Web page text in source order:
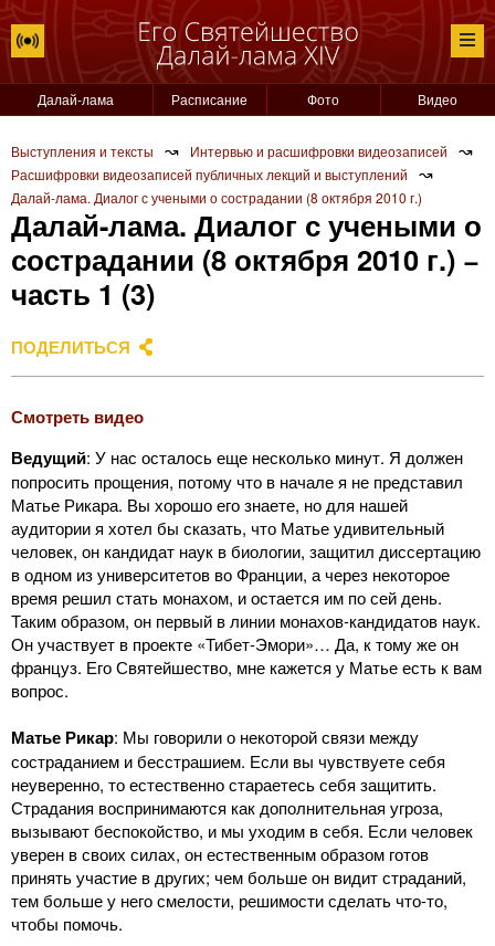
Далай-лама Расписание Фото Видео
Выступления и тексты ↝ Интервью и расшифровки видеозаписей ↝
Расшифровки видеозаписей публичных лекций и выступлений ↝
Далай-лама. Диалог с учеными о сострадании (8 октября 2010 г.)
Далай-лама. Диалог с учеными о
сострадании (8 октября 2010 г.) −
часть 1 (3)
ПОДЕЛИТЬСЯ
Смотреть видео
Ведущий: У нас осталось еще несколько минут. Я должен
попросить прощения, потому что в начале я не представил
Матье Рикара. Вы хорошо его знаете, но для нашей
аудитории я хотел бы сказать, что Матье удивительный
человек, он кандидат наук в биологии, защитил диссертацию
в одном из университетов во Франции, а через некоторое
время решил стать монахом, и остается им по сей день.
Таким образом, он первый в линии монахов-кандидатов наук.
Он участвует в проекте «Тибет-Эмори»… Да, к тому же он
француз. Его Святейшество, мне кажется у Матье есть к вам
вопрос.
Матье Рикар: Мы говорили о некоторой связи между
состраданием и бесстрашием. Если вы чувствуете себя
неуверенно, то естественно стараетесь себя защитить.
Страдания воспринимаются как дополнительная угроза,
вызывают беспокойство, и мы уходим в себя. Если человек
уверен в своих силах, он естественным образом готов
принять участие в других; чем больше он видит страданий,
тем больше у него смелости, решимости сделать что-то,
чтобы помочь.